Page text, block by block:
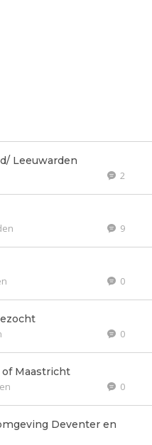
Leeuwarden
2
9
0
0
of Maastricht
0
Deventer en